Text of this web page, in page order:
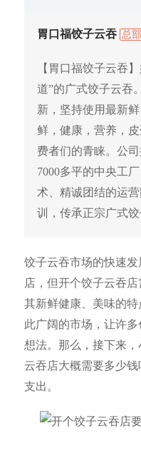
胃口福饺子云吞 总部
【胃口福饺子云吞
道”的广式饺子云吞
新，坚持使用最新
鲜，健康，营养，
费者们的青睐。公
7000多平的中央工
术、精诚团结的运
训，传承正宗广式饺
饺子云吞市场的快速
店，但开个饺子云吞
其新鲜健康、美味的
此广阔的市场，让许
想法。那么，接下来
云吞店大概需要多少
支出。